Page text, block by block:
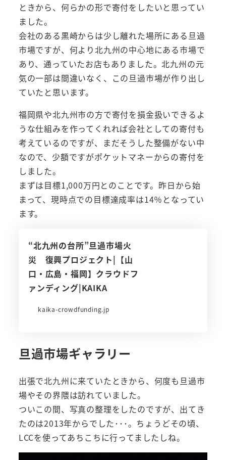
ときから、何らかの形で寄付をしたいと思ってい
ました。
会社のある黒崎からは少し離れた場所にある旦過
市場ですが、何より北九州の中心地にある市場で
あり、通っていたお店もありました。北九州の元
気の一部は間違いなく、この旦過市場が作り出し
ていたと思います。
福岡県や北九州市の方で寄付を損金扱いできるよ
うな仕組みを作ってくれれば会社としての寄付も
考えているのですが、まだそうした整備がない中
なので、少額ですがポケットマネーからの寄付を
しました。
まずは目標1,000万円とのことです。昨日から始
まって、現時点での目標達成率は14％となってい
ます。
“北九州の台所”旦過市場火
災 復興プロジェクト|【山
口・広島・福岡】クラウドフ
ァンディング|KAIKA
kaika-crowdfunding.jp
旦過市場ギャラリー
出張で北九州に来ていたときから、何度も旦過市
場やその界隈は訪れていました。
ついこの間、写真の整理をしたのですが、出てき
たのは2013年からでした･･･。ちょうどその頃、
LCCを使ってあちこちに行ってましたしね。